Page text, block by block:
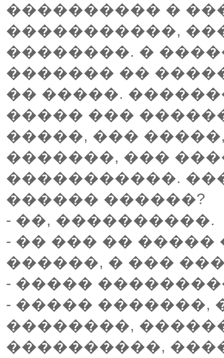
���������� �
�����������,
��������. �
������� ��
�� �����.
����� ���
�����, ���
�������, ���
�����������.
������ ������?
- ��, ����������.
- �� ��� ��
������, � ���
- �����
- ����� �������,
��������,
����������,